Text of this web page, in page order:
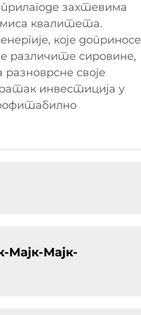
захтевима
квалитета.
које доприносе
различите сировине,
своје
инвестиција у
Мајк-Мајк-